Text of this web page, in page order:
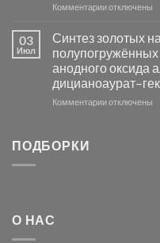
Серебра-
в
видимом
свете
с
помощью
модификации
Комментариик
серебра
с
электродов
серебра
и
отключены
03
Июл
Синтез золотых
анодного оксида
Комментариикотключены
ПОДБОРКИ
О НАС